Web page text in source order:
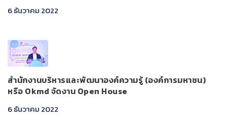
6 ธันวาคม 2022
สำนักงานบริหารและพัฒนาองค์ความรู้ (องค์การมหาชน)
หรือ Okmd จัดงาน Open House
6 ธันวาคม 2022